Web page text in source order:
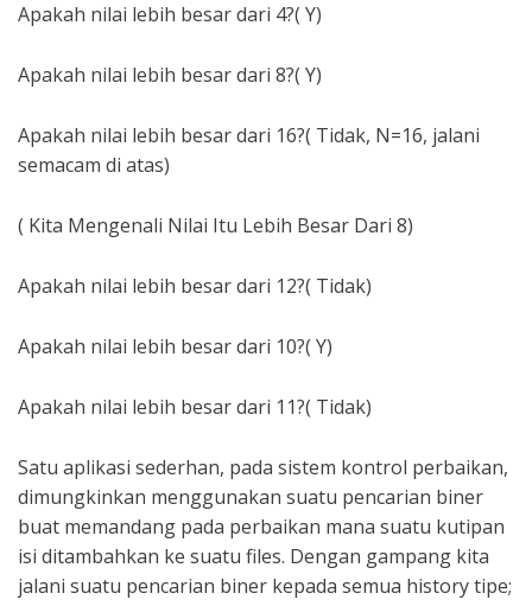
Apakah nilai lebih besar dari 4?( Y)
Apakah nilai lebih besar dari 8?( Y)
Apakah nilai lebih besar dari 16?( Tidak, N=16, jalani
semacam di atas)
( Kita Mengenali Nilai Itu Lebih Besar Dari 8)
Apakah nilai lebih besar dari 12?( Tidak)
Apakah nilai lebih besar dari 10?( Y)
Apakah nilai lebih besar dari 11?( Tidak)
Satu aplikasi sederhan, pada sistem kontrol perbaikan,
dimungkinkan menggunakan suatu pencarian biner
buat memandang pada perbaikan mana suatu kutipan
isi ditambahkan ke suatu files. Dengan gampang kita
jalani suatu pencarian biner kepada semua history tipe;